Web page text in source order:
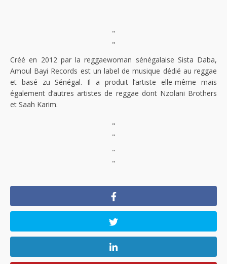
"
"
Créé en 2012 par la reggaewoman sénégalaise Sista Daba,
Amoul Bayi Records est un label de musique dédié au reggae
et basé zu Sénégal. Il a produit l’artiste elle-même mais
également d’autres artistes de reggae dont Nzolani Brothers
et Saah Karim.
"
"
"
"